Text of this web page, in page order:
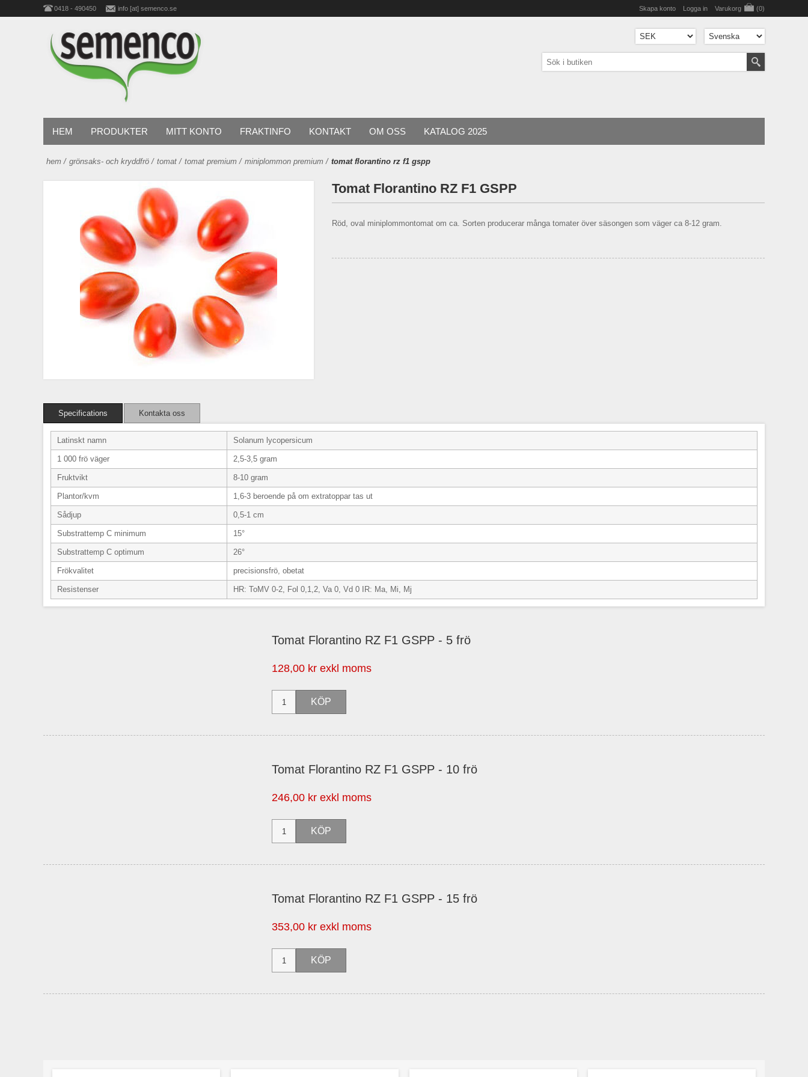
0418 - 490450 info [at] semenco.se Skapa konto Logga in Varukorg (0)
HEM PRODUKTER MITT KONTO FRAKTINFO KONTAKT OM OSS KATALOG 2025
hem / grönsaks- och kryddfrö / tomat / tomat premium / miniplommon premium / tomat florantino rz f1 gspp
Tomat Florantino RZ F1 GSPP
Röd, oval miniplommontomat om ca. Sorten producerar många tomater över säsongen som väger ca 8-12 gram.
Specifications Kontakta oss
Latinskt namn Solanum lycopersicum
1 000 frö väger 2,5-3,5 gram
Fruktvikt 8-10 gram
Plantor/kvm 1,6-3 beroende på om extratoppar tas ut
Sådjup 0,5-1 cm
Substrattemp C minimum 15°
Substrattemp C optimum 26°
Frökvalitet precisionsfrö, obetat
Resistenser HR: ToMV 0-2, Fol 0,1,2, Va 0, Vd 0 IR: Ma, Mi, Mj
Tomat Florantino RZ F1 GSPP - 5 frö
128,00 kr exkl moms
Tomat Florantino RZ F1 GSPP - 10 frö
246,00 kr exkl moms
Tomat Florantino RZ F1 GSPP - 15 frö
353,00 kr exkl moms